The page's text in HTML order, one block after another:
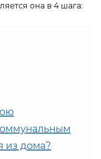
она в 4 шага:
из дома?